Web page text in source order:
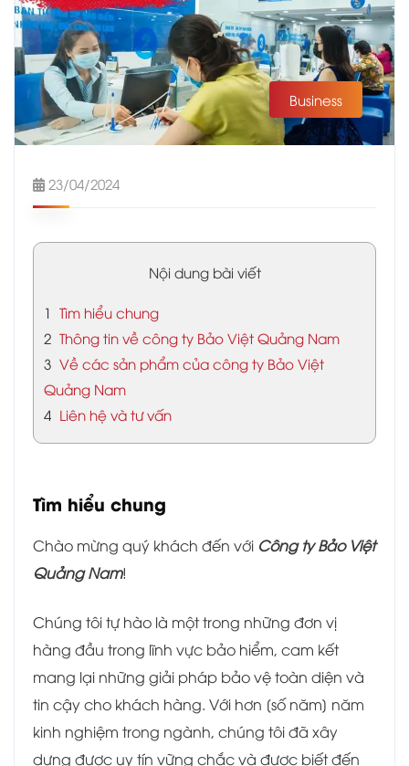
Business
23/04/2024
Nội dung bài viết
1 Tìm hiểu chung
2 Thông tin về công ty Bảo Việt Quảng Nam
3 Về các sản phẩm của công ty Bảo Việt
Quảng Nam
4 Liên hệ và tư vấn
Tìm hiểu chung
Chào mừng quý khách đến với Công ty Bảo Việt
Quảng Nam!
Chúng tôi tự hào là một trong những đơn vị
hàng đầu trong lĩnh vực bảo hiểm, cam kết
mang lại những giải pháp bảo vệ toàn diện và
tin cậy cho khách hàng. Với hơn [số năm] năm
kinh nghiệm trong ngành, chúng tôi đã xây
dựng được uy tín vững chắc và được biết đến